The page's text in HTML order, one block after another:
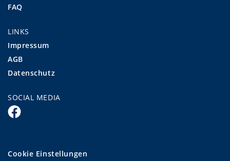
FAQ
LINKS
Impressum
AGB
Datenschutz
SOCIAL MEDIA
Cookie Einstellungen